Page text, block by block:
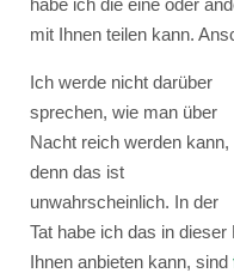
mit Ihnen teilen kann.
Ich werde nicht darüber
sprechen, wie man über
Nacht reich werden kann,
denn das ist
unwahrscheinlich. In der
Tat habe ich das in
Ihnen anbieten kann, sind